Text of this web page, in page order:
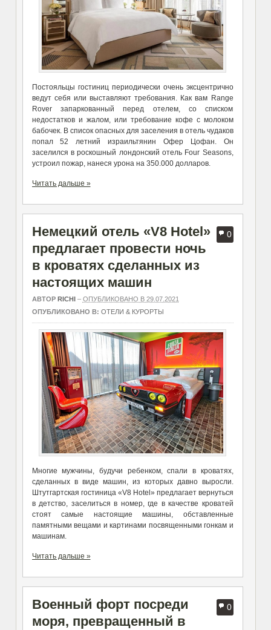
Постояльцы гостиниц периодически очень эксцентрично
ведут себя или выставляют требования. Как вам Range
Rover запаркованный перед отелем, со списком
недостатков и жалом, или требование кофе с молоком
бабочек. В список опасных для заселения в отель чудаков
попал 52 летний израильтянин Офер Цофан. Он
заселился в роскошный лондонский отель Four Seasons,
устроил пожар, нанеся урона на 350.000 долларов.
Читать дальше »
0
Немецкий отель «V8 Hotel»
предлагает провести ночь
в кроватях сделанных из
настоящих машин
АВТОР RICHI – ОПУБЛИКОВАНО В 29.07.2021
ОПУБЛИКОВАНО В: ОТЕЛИ & КУРОРТЫ
Многие мужчины, будучи ребенком, спали в кроватях,
сделанных в виде машин, из которых давно выросли.
Штутгартская гостиница «V8 Hotel» предлагает вернуться
в детство, заселиться в номер, где в качестве кроватей
стоят самые настоящие машины, обставленные
памятными вещами и картинами посвященными гонкам и
машинам.
Читать дальше »
0
Военный форт посреди
моря, превращенный в